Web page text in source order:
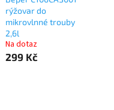
rýžovar do
mikrovlnné trouby
2,6l
Na dotaz
299 Kč